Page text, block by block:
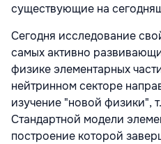
существующие на
Сегодня исследование
самых активно
физике элементарных
нейтринном секторе
изучение "новой физики",
Стандартной модели
построение которой